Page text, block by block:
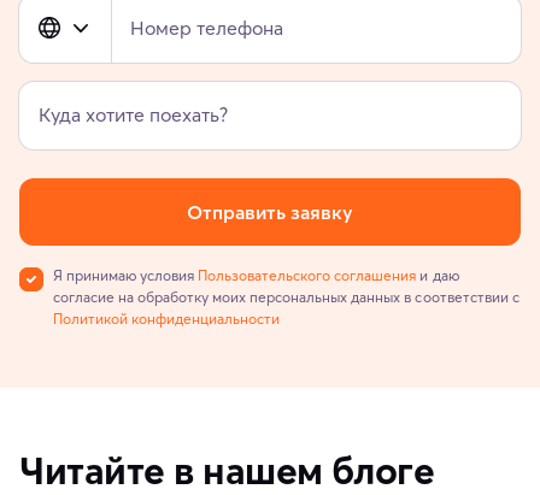
Номер телефона
Куда хотите поехать?
Отправить заявку
Я принимаю условия Пользовательского соглашения и даю
согласие на обработку моих персональных данных в соответствии с
Политикой конфиденциальности
Читайте в нашем блоге